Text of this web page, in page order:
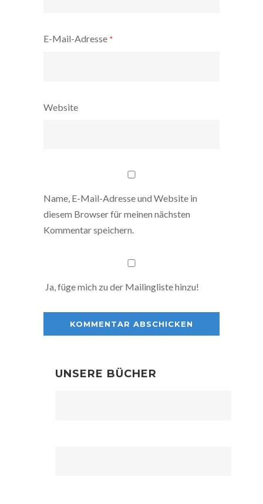
E-Mail-Adresse *
Website
Name, E-Mail-Adresse und Website in
diesem Browser für meinen nächsten
Kommentar speichern.
Ja, füge mich zu der Mailingliste hinzu!
UNSERE BÜCHER